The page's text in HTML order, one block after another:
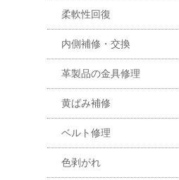
柔軟性回復
内側補修・交換
革製品の金具修理
黄ばみ補修
ベルト修理
色剥がれ